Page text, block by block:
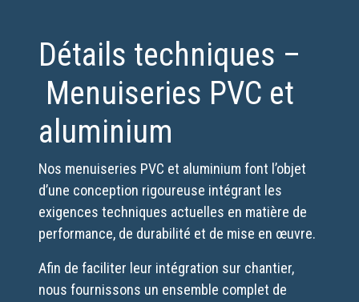
Détails techniques –
Menuiseries PVC et
aluminium
Nos menuiseries PVC et aluminium font l’objet
d’une conception rigoureuse intégrant les
exigences techniques actuelles en matière de
performance, de durabilité et de mise en œuvre.
Afin de faciliter leur intégration sur chantier,
nous fournissons un ensemble complet de